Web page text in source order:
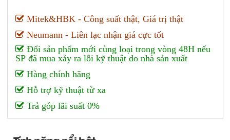
Mitek&HBK - Công suất thật, Giá trị thật
Neumann - Liên lạc nhận giá cực tốt
Đổi sản phẩm mới cùng loại trong vòng 48H nếu
SP đã mua xảy ra lỗi kỹ thuật do nhà sản xuất
Hàng chính hãng
Hỗ trợ kỹ thuật từ xa
Trả góp lãi suất 0%